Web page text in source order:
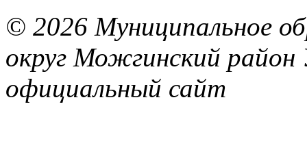
© 2026 Муниципальное
округ Можгинский район
официальный сайт